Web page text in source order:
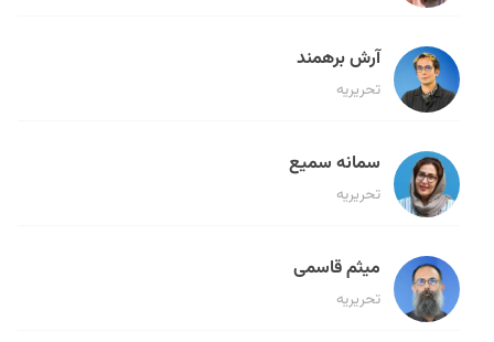
آرش برهمند
تحریریه
سمانه سمیع
تحریریه
میثم قاسمی
تحریریه